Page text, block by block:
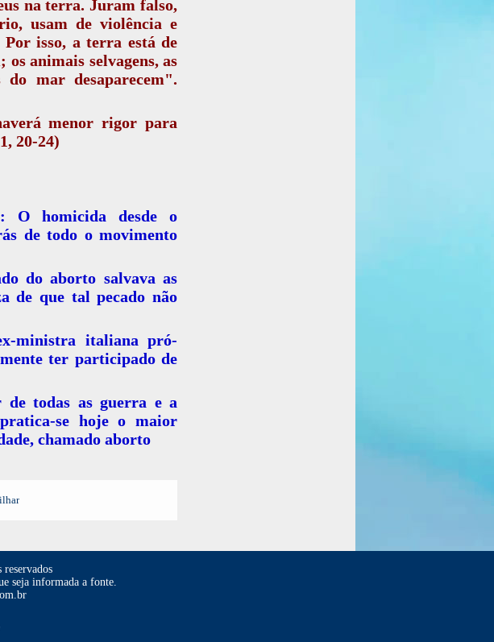
na terra. Juram falso,
usam de violência e
isso, a terra está de
os animais selvagens, as
mar desaparecem".
menor rigor para
20-24)
O homicida desde o
de todo o movimento
do aborto salvava as
de que tal pecado não
ministra italiana pró-
ter participado de
de todas as guerra e a
se hoje o maior
chamado aborto
seja informada a fonte.